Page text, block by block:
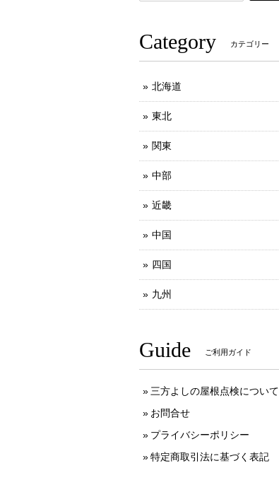
Category カテゴリー
北海道
東北
関東
中部
近畿
中国
四国
九州
Guide ご利用ガイド
三方よしの屋根点検について
お問合せ
プライバシーポリシー
特定商取引法に基づく表記